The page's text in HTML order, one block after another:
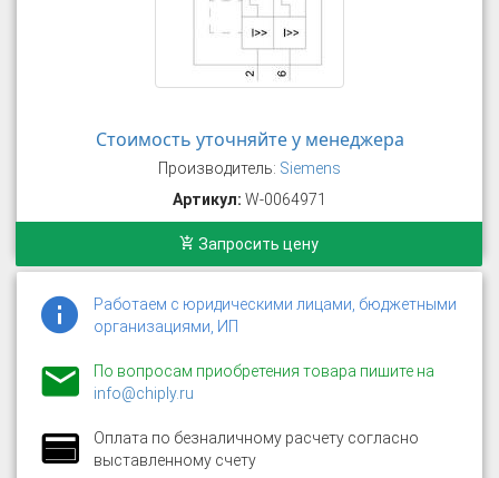
Стоимость уточняйте у менеджера
Производитель: Siemens
Артикул: W-0064971
Запросить цену
Работаем с юридическими лицами, бюджетными
организациями, ИП
По вопросам приобретения товара пишите на
info@chiply.ru
Оплата по безналичному расчету согласно
выставленному счету